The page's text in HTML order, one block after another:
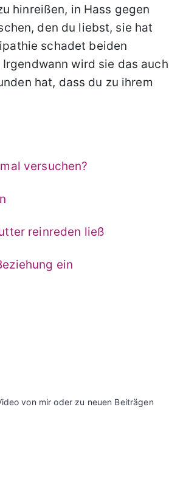
hinreißen, in Hass gegen
den du liebst, sie hat
schadet beiden
wird sie das auch
hat, dass du zu ihrem
versuchen?
reinreden ließ
ein
von mir oder zu neuen Beiträgen